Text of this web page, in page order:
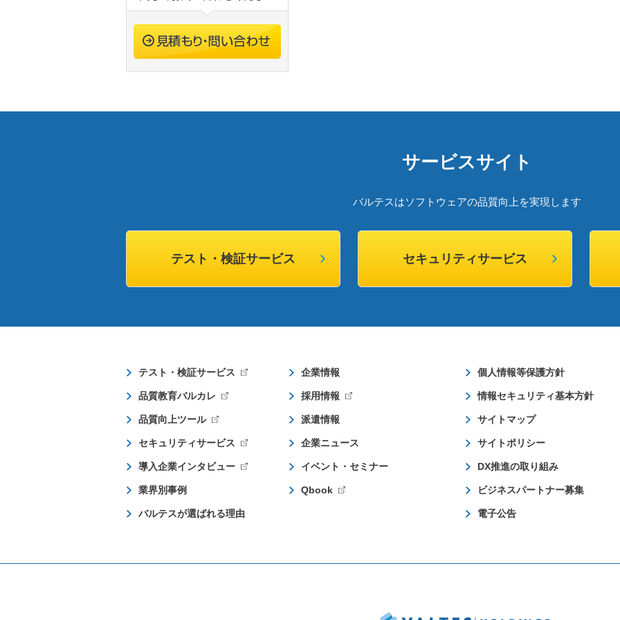
サービスサイト
バルテスはソフトウェアの品質向上を実現します
テスト・検証サービス セキュリティサービス
テスト・検証サービス
品質教育バルカレ
品質向上ツール
セキュリティサービス
導入企業インタビュー
業界別事例
バルテスが選ばれる理由
企業情報
採用情報
派遣情報
企業ニュース
イベント・セミナー
Qbook
個人情報等保護方針
情報セキュリティ基本方針
サイトマップ
サイトポリシー
DX推進の取り組み
ビジネスパートナー募集
電子公告